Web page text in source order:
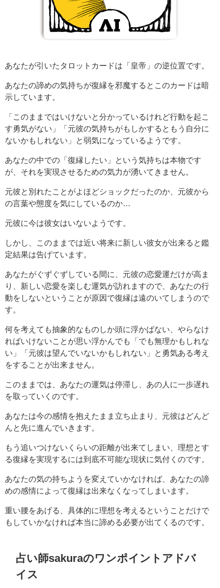
あなたが引いたタロットカードは「皇帝」の逆位置です。
あなたの諦めの気持ちが復縁を邪魔するとこのカードは暗
示しています。
「このままではいけないと分かっているけれど行動を起こ
す勇気がない」「元彼の気持ちがもしかするともう自分に
ないかもしれない」と弱気になっているようです。
あなたの中での「復縁したい」という気持ちは本物です
が、それを実現させるための気力が湧いてきません。
元彼と別れたことがよほどショックだったのか、元彼から
の言葉や態度を気にしているのか…
元彼に今は彼女はいないようです。
しかし、このままでは近い将来に新しい彼女が出来ると鑑
定結果は告げています。
あなたがぐずぐずしている間に、元彼の恋愛運だけが高ま
り、新しい恋愛を楽しむ運気が訪れますので、あなたの行
動をしないということが原因で復縁は遠のいてしまうので
す。
何を考えても抽象的なものしか頭に浮かばない、やらなけ
ればいけないことが思い浮かんでも「でも無理かもしれな
い」「元彼は望んでいないかもしれない」と勇気ある考え
をすることが出来ません。
このままでは、あなたの運気は停滞し、あの人に一歩遅れ
を取っていくのです。
あなたは今の感情を抱えたまま立ち止まり、元彼はどんど
んと先に進んでいきます。
もう追いつけないくらいの距離が出来てしまい、理想とす
る復縁を実現するには到底不可能な現状に気付くのです。
あなたの気の持ちようを変えていかなければ、あなたの諦
めの感情によって復縁は出来なくなってしまいます。
重い腰をあげる、具体的に理想を考えるということだけで
もしていかなければ本当に諦める必要が出てくるのです。
占い師sakuraのワンポイントアドバ
イス